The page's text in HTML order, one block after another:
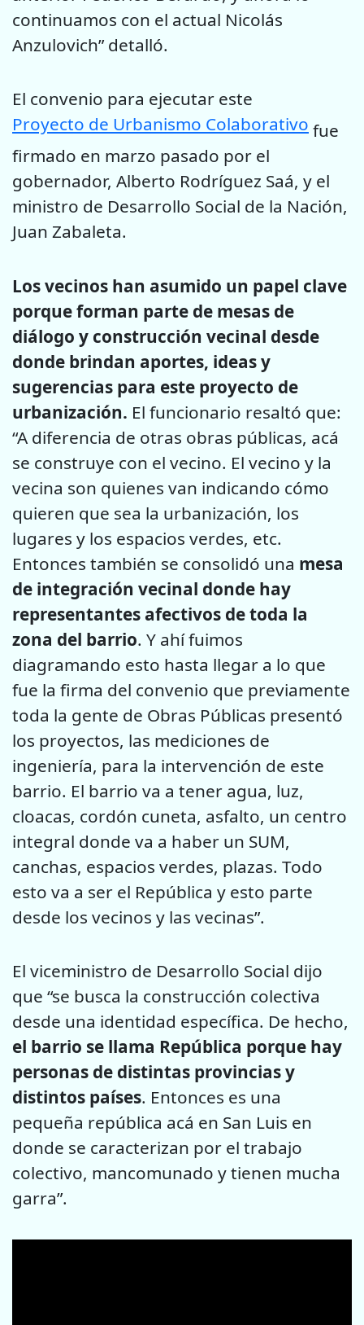
continuamos con el actual Nicolás
Anzulovich” detalló.
El convenio para ejecutar este
Proyecto de Urbanismo Colaborativo fue
firmado en marzo pasado por el
gobernador, Alberto Rodríguez Saá, y el
ministro de Desarrollo Social de la Nación,
Juan Zabaleta.
Los vecinos han asumido un papel clave
porque forman parte de mesas de
diálogo y construcción vecinal desde
donde brindan aportes, ideas y
sugerencias para este proyecto de
urbanización. El funcionario resaltó que:
“A diferencia de otras obras públicas, acá
se construye con el vecino. El vecino y la
vecina son quienes van indicando cómo
quieren que sea la urbanización, los
lugares y los espacios verdes, etc.
Entonces también se consolidó una mesa
de integración vecinal donde hay
representantes afectivos de toda la
zona del barrio. Y ahí fuimos
diagramando esto hasta llegar a lo que
fue la firma del convenio que previamente
toda la gente de Obras Públicas presentó
los proyectos, las mediciones de
ingeniería, para la intervención de este
barrio. El barrio va a tener agua, luz,
cloacas, cordón cuneta, asfalto, un centro
integral donde va a haber un SUM,
canchas, espacios verdes, plazas. Todo
esto va a ser el República y esto parte
desde los vecinos y las vecinas”.
El viceministro de Desarrollo Social dijo
que “se busca la construcción colectiva
desde una identidad específica. De hecho,
el barrio se llama República porque hay
personas de distintas provincias y
distintos países. Entonces es una
pequeña república acá en San Luis en
donde se caracterizan por el trabajo
colectivo, mancomunado y tienen mucha
garra”.